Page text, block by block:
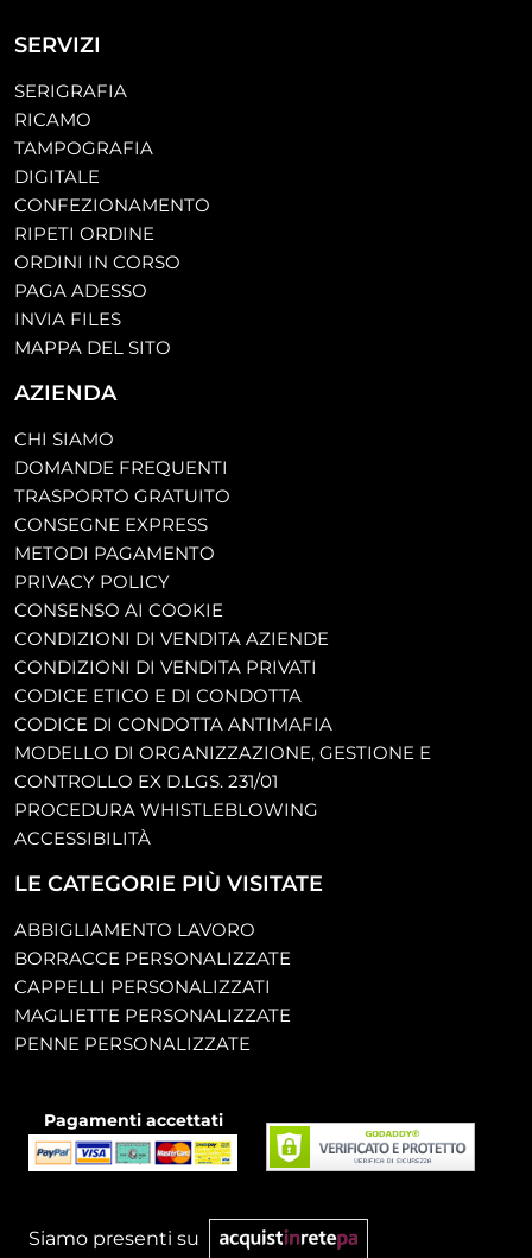
SERVIZI
SERIGRAFIA
RICAMO
TAMPOGRAFIA
DIGITALE
CONFEZIONAMENTO
RIPETI ORDINE
ORDINI IN CORSO
PAGA ADESSO
INVIA FILES
MAPPA DEL SITO
AZIENDA
CHI SIAMO
DOMANDE FREQUENTI
TRASPORTO GRATUITO
CONSEGNE EXPRESS
METODI PAGAMENTO
PRIVACY POLICY
CONSENSO AI COOKIE
CONDIZIONI DI VENDITA AZIENDE
CONDIZIONI DI VENDITA PRIVATI
CODICE ETICO E DI CONDOTTA
CODICE DI CONDOTTA ANTIMAFIA
MODELLO DI ORGANIZZAZIONE, GESTIONE E
CONTROLLO EX D.LGS. 231/01
PROCEDURA WHISTLEBLOWING
ACCESSIBILITÀ
LE CATEGORIE PIÙ VISITATE
ABBIGLIAMENTO LAVORO
BORRACCE PERSONALIZZATE
CAPPELLI PERSONALIZZATI
MAGLIETTE PERSONALIZZATE
PENNE PERSONALIZZATE
Pagamenti accettati
Siamo presenti su